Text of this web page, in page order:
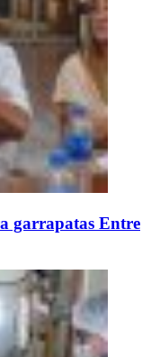
garrapatas Entre